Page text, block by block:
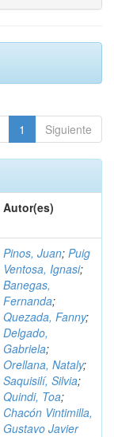
1 Siguiente
Autor(es)
Pinos, Juan; Puig
Ventosa, Ignasi;
Banegas,
Fernanda;
Quezada, Fanny;
Delgado,
Gabriela;
Orellana, Nataly;
Saquisilí, Silvia;
Quindi, Toa;
Chacón Vintimilla,
Gustavo Javier